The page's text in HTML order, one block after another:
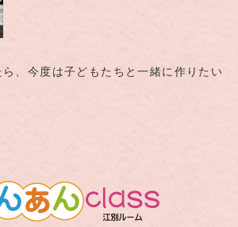
、今度は子どもたちと一緒に作りたい